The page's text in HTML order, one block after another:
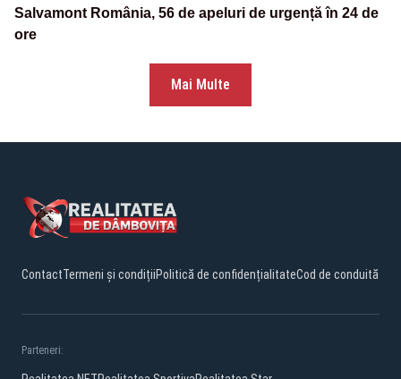
Salvamont România, 56 de apeluri de urgență în 24 de
ore
Mai Multe
ContactTermeni și condițiiPolitică de confidențialitateCod de conduită
Parteneri: